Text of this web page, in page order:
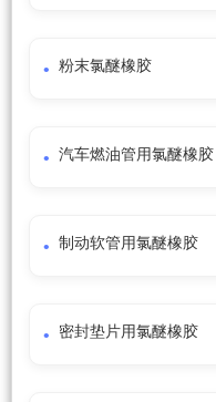
粉末氯醚橡胶
汽车燃油管用氯醚橡胶
制动软管用氯醚橡胶
密封垫片用氯醚橡胶